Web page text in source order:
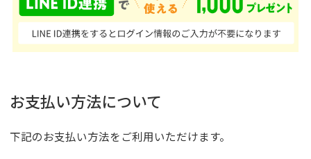
お支払い方法について
下記のお支払い方法をご利用いただけます。